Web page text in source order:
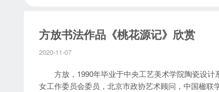
方放书法作品《桃花源记》欣赏
2020-11-07
方放，1990年毕业于中央工艺美术学院陶瓷设计
女工作委员会委员，北京市政协艺术顾问，中国楹